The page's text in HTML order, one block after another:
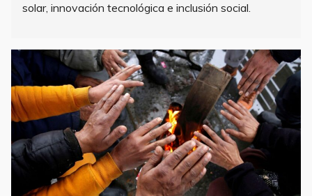
solar, innovación tecnológica e inclusión social.